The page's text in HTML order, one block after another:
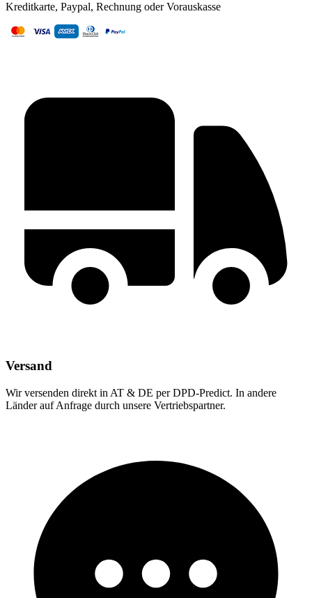
Kreditkarte, Paypal, Rechnung oder Vorauskasse
Versand
Wir versenden direkt in AT & DE per DPD-Predict. In andere
Länder auf Anfrage durch unsere Vertriebspartner.